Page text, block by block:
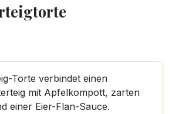
Torte verbindet einen
mit Apfelkompott, zarten
einer Eier-Flan-Sauce.